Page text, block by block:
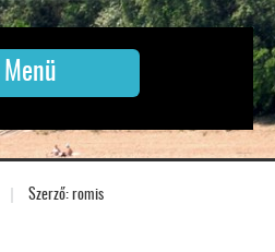
Menü
Szerző: romis